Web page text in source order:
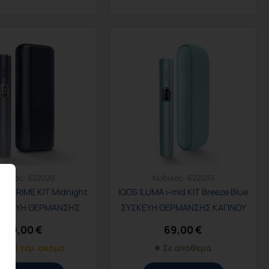
622029
i PRIME KIT Midnight
ΘΕΡΜΑΝΣΗΣ
89,00€
1 τεμ. ακόμα
Κωδικός: 622039
IQOS ILUMA i-mid KIT Breeze Blue
ΣΥΣΚΕΥΗ ΘΕΡΜΑΝΣΗΣ ΚΑΠΝΟΥ
69,00€
Σε απόθεμα